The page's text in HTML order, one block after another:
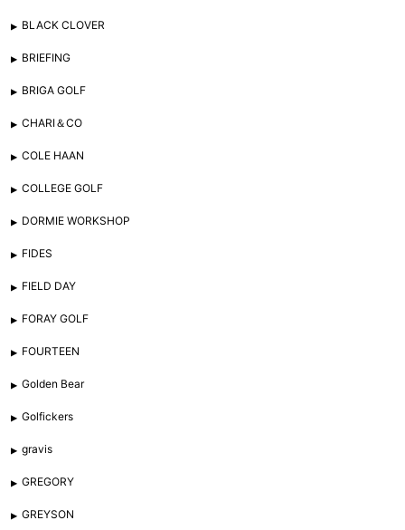
BLACK CLOVER
BRIEFING
BRIGA GOLF
CHARI＆CO
COLE HAAN
COLLEGE GOLF
DORMIE WORKSHOP
FIDES
FIELD DAY
FORAY GOLF
FOURTEEN
Golden Bear
Golfickers
gravis
GREGORY
GREYSON